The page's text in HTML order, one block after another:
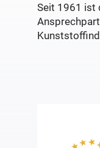
Seit 1961 ist